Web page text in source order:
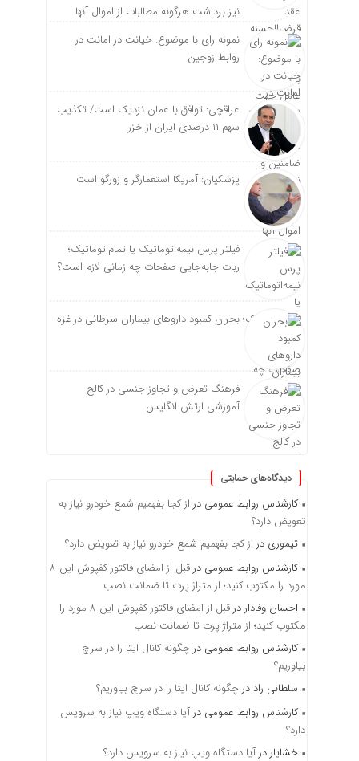
نیز برداشت هرگونه مطالبات از اموال آنها
نمونه رای با موضوع: خیانت در امانت در
روابط زوجین
عراقچی: توافق با عمان نزدیک است/ تکذیب
سهم ۱۱ درصدی ایران از خزر
پزشکیان: آمریکا استعمارگر و زورگو است
فیلتر پرس نیمه‌اتوماتیک یا تمام‌اتوماتیک؛
ربات جابه‌جایی صفحات چه زمانی لازم است؟
بحران کمبود دارو‌های بیماران سرطانی در غزه
فرهنگ تعرض و تجاوز جنسی در کالج
آموزشی ارتش انگلیس
دیدگاه‌های حمایتی
کارشناس روابط عمومی در از کجا بفهمیم شمع خودرو نیاز به
تعویض دارد؟
تیموری در از کجا بفهمیم شمع خودرو نیاز به تعویض دارد؟
کارشناس روابط عمومی در
قبل از امضای فاکتور کفپوش این ۸
مورد را مکتوب کنید؛ از متراژ پرت تا ضمانت نصب
احسان وفادار در
قبل از امضای فاکتور کفپوش این ۸ مورد را
مکتوب کنید؛ از متراژ پرت تا ضمانت نصب
کارشناس روابط عمومی در چگونه کانال ایتا را در سرچ
بیاوریم؟
سلطانی راد در چگونه کانال ایتا را در سرچ بیاوریم؟
کارشناس روابط عمومی در آیا دستگاه ویپ نیاز به سرویس
دارد؟
خشایار در آیا دستگاه ویپ نیاز به سرویس دارد؟